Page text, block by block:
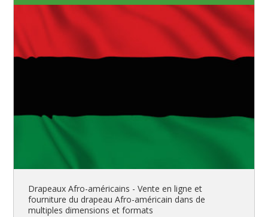
Drapeaux Afro-américains - Vente en ligne et
fourniture du drapeau Afro-américain dans de
multiples dimensions et formats